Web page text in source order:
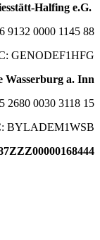
Halfing e.G.
9132 0000 1145 88
GENODEF1HFG
Wasserburg a. Inn
2680 0030 3118 15
BYLADEM1WSB